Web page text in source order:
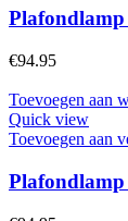
€94.95
Toevoegen aan
Quick view
Toevoegen aan
Plafondlamp